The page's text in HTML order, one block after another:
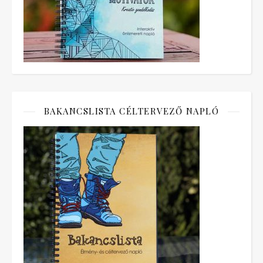
BAKANCSLISTA CÉLTERVEZŐ NAPLÓ